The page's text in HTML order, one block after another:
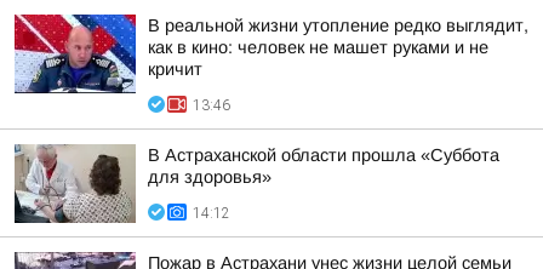
В реальной жизни утопление редко выглядит,
как в кино: человек не машет руками и не
кричит
13:46
В Астраханской области прошла «Суббота
для здоровья»
14:12
Пожар в Астрахани унес жизни целой семьи